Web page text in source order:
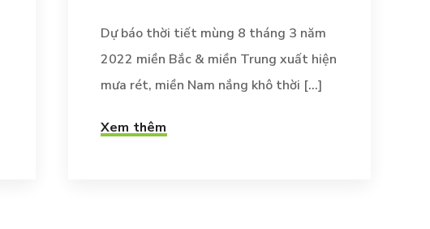
Dự báo thời tiết mùng 8 tháng 3 năm
2022 miền Bắc & miền Trung xuất hiện
mưa rét, miền Nam nắng khô thời [...]
Xem thêm